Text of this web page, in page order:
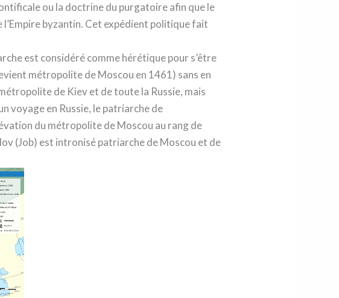
ou la doctrine du purgatoire afin que le
l’Empire byzantin. Cet expédient politique fait
est considéré comme hérétique pour s’être
métropolite de Moscou en 1461) sans en
de Kiev et de toute la Russie, mais
voyage en Russie, le patriarche de
du métropolite de Moscou au rang de
(Job) est intronisé patriarche de Moscou et de